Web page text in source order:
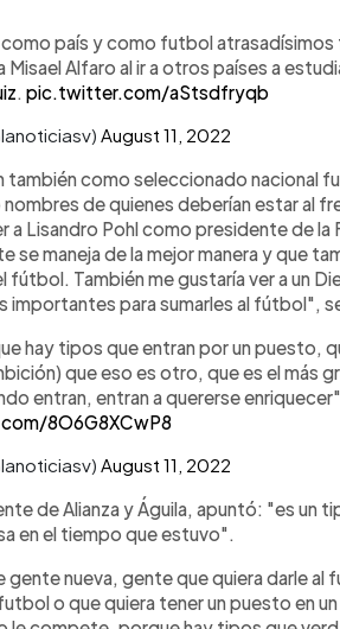
como país y como futbol
Alfaro al ir a otros países a
pic.twitter.com/aStsdfryqb
August 11, 2022
también como seleccionado nacional
de quienes deberían estar al
a Lisandro Pohl como presidente de la
se maneja de la mejor manera y que
También me gustaría ver a un
importantes para sumarles al fútbol",
hay tipos que entran por un puesto,
que eso es otro, que es el más
entran, entran a quererse
8O6G8XCwP8
August 11, 2022
de Alianza y Águila, apuntó: "es un
en el tiempo que estuvo".
gente nueva, gente que quiera darle
o que quiera tener un puesto en